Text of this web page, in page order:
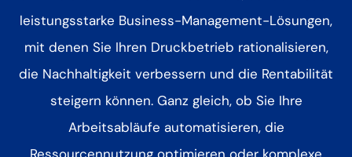
leistungsstarke Business-Management-Lösungen,
mit denen Sie Ihren Druckbetrieb rationalisieren,
die Nachhaltigkeit verbessern und die Rentabilität
steigern können. Ganz gleich, ob Sie Ihre
Arbeitsabläufe automatisieren, die